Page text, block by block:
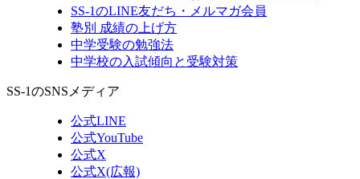
SS-1のLINE友だち・メルマガ会員
塾別 成績の上げ方
中学受験の勉強法
中学校の入試傾向と受験対策
SS-1のSNSメディア
公式LINE
公式YouTube
公式X
公式X(広報)